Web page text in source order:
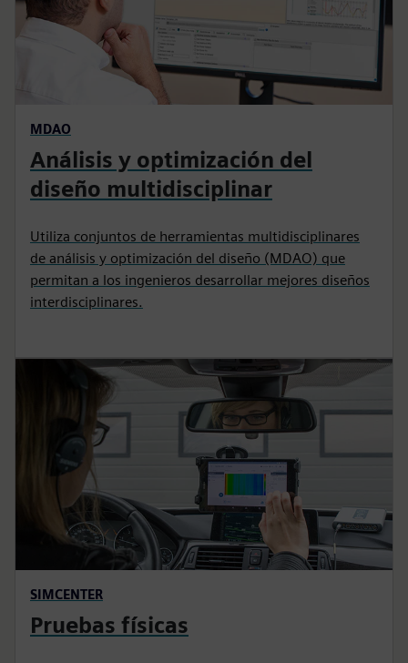
MDAO
Análisis y optimización del
diseño multidisciplinar
Utiliza conjuntos de herramientas multidisciplinares
de análisis y optimización del diseño (MDAO) que
permitan a los ingenieros desarrollar mejores diseños
interdisciplinares.
SIMCENTER
Pruebas físicas